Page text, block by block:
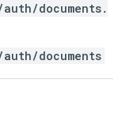
documents.
documents